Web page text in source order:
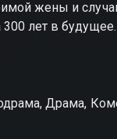
жены и
лет в
ему предстоит
Драма,